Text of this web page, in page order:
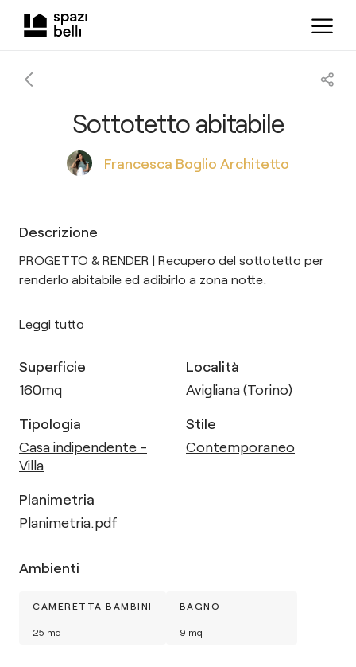
Sottotetto abitabile
Francesca Boglio Architetto
Descrizione
PROGETTO & RENDER | Recupero del sottotetto per
renderlo abitabile ed adibirlo a zona notte.
Leggi tutto
Superficie
160mq
Località
Avigliana (Torino)
Tipologia
Casa indipendente -
Villa
Stile
Contemporaneo
Planimetria
Planimetria.pdf
Ambienti
CAMERETTA BAMBINI
25 mq
BAGNO
9 mq